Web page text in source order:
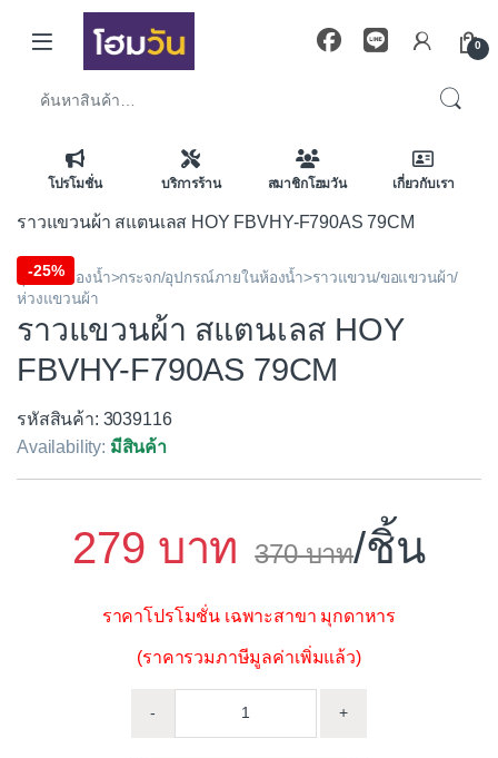
Skip to navigation
Skip to content
0
โปรโมชั่น บริการร้าน สมาชิกโฮมวัน เกี่ยวกับเรา
ราวแขวนผ้า สแตนเลส HOY FBVHY-F790AS 79CM
-25%
อุปกรณ์ห้องน้ำ>กระจก/อุปกรณ์ภายในห้องน้ำ>ราวแขวน/ขอแขวนผ้า/
ห่วงแขวนผ้า
ราวแขวนผ้า สแตนเลส HOY
FBVHY-F790AS 79CM
รหัสสินค้า: 3039116
Availability: มีสินค้า
279 370 /ชิ้น
ราคาโปรโมชั่น เฉพาะสาขา มุกดาหาร
(ราคารวมภาษีมูลค่าเพิ่มแล้ว)
- +